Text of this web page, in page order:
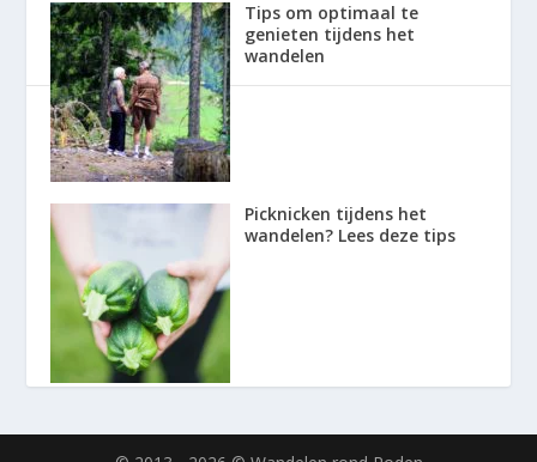
Tips om optimaal te
genieten tijdens het
wandelen
Picknicken tijdens het
wandelen? Lees deze tips